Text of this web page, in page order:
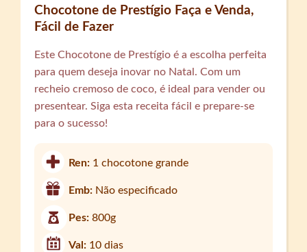
Chocotone de Prestígio Faça e Venda,
Fácil de Fazer
Este Chocotone de Prestígio é a escolha perfeita
para quem deseja inovar no Natal. Com um
recheio cremoso de coco, é ideal para vender ou
presentear. Siga esta receita fácil e prepare-se
para o sucesso!
Ren: 1 chocotone grande
Emb: Não especificado
Pes:800g
Val: 10 dias